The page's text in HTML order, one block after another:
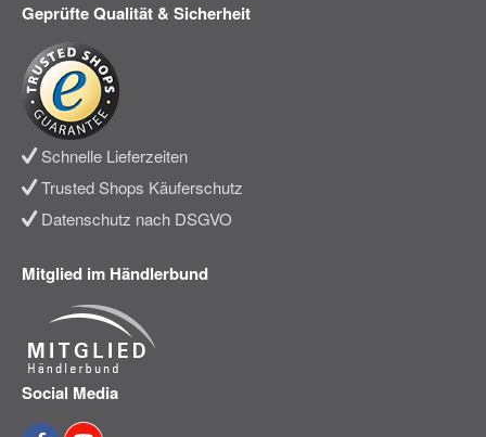
Geprüfte Qualität & Sicherheit
Schnelle Lieferzeiten
Trusted Shops Käuferschutz
Datenschutz nach DSGVO
Mitglied im Händlerbund
Social Media